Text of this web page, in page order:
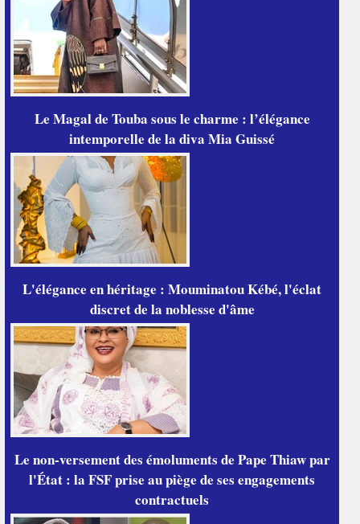
Le Magal de Touba sous le charme : l’élégance
intemporelle de la diva Mia Guissé
L'élégance en héritage : Mouminatou Kébé, l'éclat
discret de la noblesse d'âme
Le non-versement des émoluments de Pape Thiaw par
l'État : la FSF prise au piège de ses engagements
contractuels